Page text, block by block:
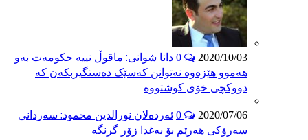
2020/10/03
دانا شوانی: ماقوڵ نییە حکومەت بەو
هه‌موو هێزەوە نەتوانن کەسێک دەستگیربکەن کە
دووکچی خۆی کوشتووە
2020/07/06
ئەردەلان نورالدین محمود: سەردانی
سەرۆکی هەرێم بۆ بەغدا زۆر گرنگە